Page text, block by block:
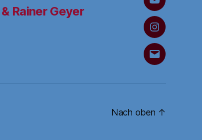
Rainer Geyer
YouTube
Instagram
Schreiben
uns
Nach oben ↑